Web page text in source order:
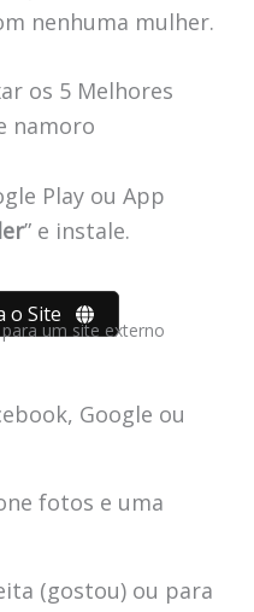
nenhuma mulher.
os 5 Melhores
namoro
Play ou App
” e instale.
o Site
um site externo
Google ou
fotos e uma
(gostou) ou para